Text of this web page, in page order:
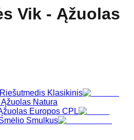
Vik - Ąžuolas
Riešutmedis Klasikinis
Ąžuolas Natura
Europos CPL
Smulkus